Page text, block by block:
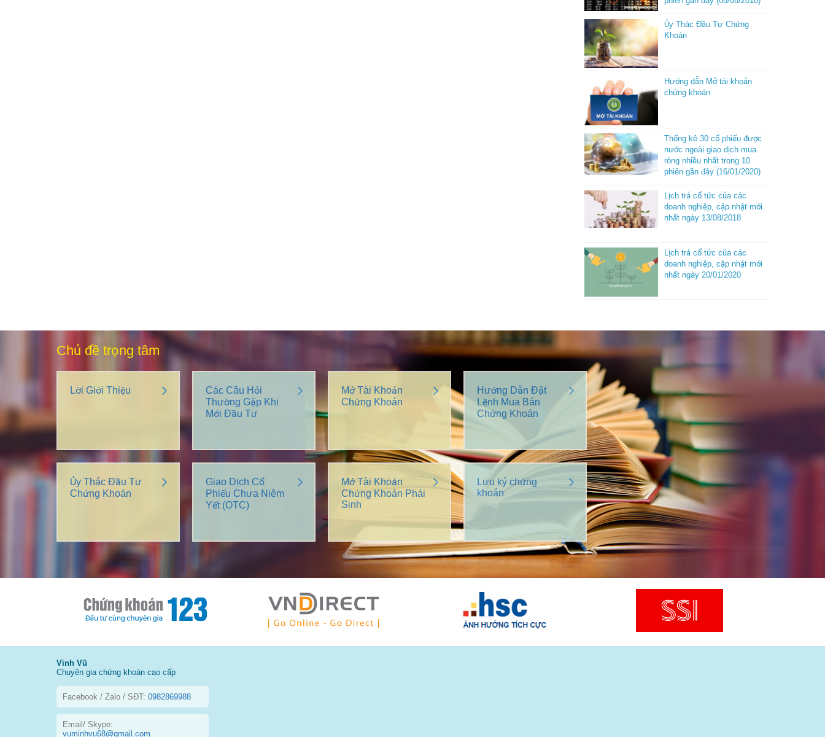
Ủy Thác Đầu Tư Chứng
Khoán
Hướng dẫn Mở tài khoản
chứng khoán
Thống kê 30 cổ phiếu được
nước ngoài giao dịch mua
ròng nhiều nhất trong 10
phiên gần đây (16/01/2020)
Lịch trả cổ tức của các
doanh nghiệp, cập nhật mới
nhất ngày 13/08/2018
Lịch trả cổ tức của các
doanh nghiệp, cập nhật mới
nhất ngày 20/01/2020
Chủ đề trọng tâm
Lời Giới Thiệu
Các Câu Hỏi
Thường Gặp Khi
Mới Đầu Tư
Mở Tài Khoản
Chứng Khoán
Hướng Dẫn Đặt
Lệnh Mua Bán
Chứng Khoán
Ủy Thác Đầu Tư
Chứng Khoán
Giao Dịch Cổ
Phiếu Chưa Niêm
Yết (OTC)
Mở Tài Khoản
Chứng Khoán Phái
Sinh
Lưu ký chứng
khoán
Vinh Vũ
Chuyên gia chứng khoán cao cấp
Facebook / Zalo / SĐT: 0982869988
Email/ Skype:
vuminhvu68@gmail.com